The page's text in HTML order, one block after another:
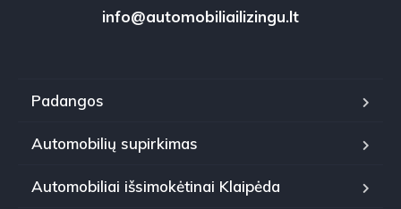
info@automobiliailizingu.lt
Padangos
Automobilių supirkimas
Automobiliai išsimokėtinai Klaipėda